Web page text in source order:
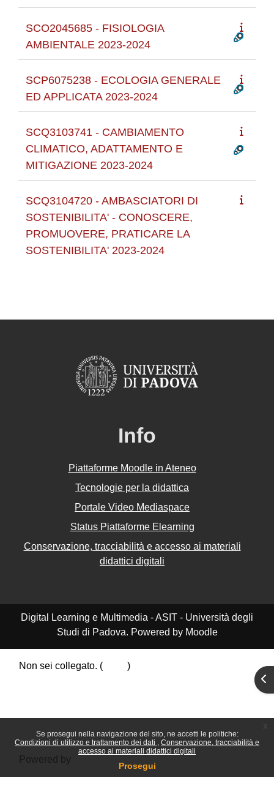
Se prosegui nella navigazione del sito, ne accetti le politiche:
Condizioni di utilizzo e trattamento dei dati
Conservazione, tracciabilità e
accesso ai materiali didattici digitali
Prosegui
SCO2045685 - FISIOLOGIA
AMBIENTALE 2023-2024
SCP6075238 - ECOLOGIA GENERALE
ED APPLICATA 2023-2024
SCQ3103741 - CAMBIAMENTO
CLIMATICO, ADATTAMENTO E
MITIGAZIONE 2023-2024
SCQ3104720 - AMBASCIATORI DI
SOSTENIBILITA' - CONOSCERE,
PROMUOVERE, PRATICARE LA
SOSTENIBILITA' 2023-2024
Info
Piattaforme Moodle in Ateneo
Tecnologie per la didattica
Portale Video Mediaspace
Status Piattaforme Elearning
Conservazione, tracciabilità e accesso ai materiali
didattici digitali
Digital Learning e Multimedia - ASIT - Università degli
Studi di Padova. Powered by Moodle
Non sei collegato. (
)
Powered by